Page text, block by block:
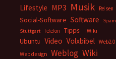
Lifestyle MP3 Musik Reisen
Social-Software Software
Spam
Stuttgart
Telefon Tipps TWiki
Ubuntu Video Volxbibel Web2.0
Webdesign
Weblog Wiki